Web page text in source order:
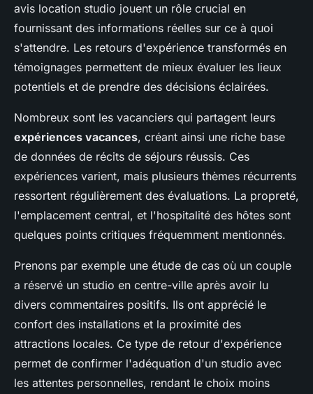
avis location studio jouent un rôle crucial en
fournissant des informations réelles sur ce à quoi
s'attendre. Les retours d'expérience transformés en
témoignages permettent de mieux évaluer les lieux
potentiels et de prendre des décisions éclairées.
Nombreux sont les vacanciers qui partagent leurs
expériences vacances, créant ainsi une riche base
de données de récits de séjours réussis. Ces
expériences varient, mais plusieurs thèmes récurrents
ressortent régulièrement des évaluations. La propreté,
l'emplacement central, et l'hospitalité des hôtes sont
quelques points critiques fréquemment mentionnés.
Prenons par exemple une étude de cas où un couple
a réservé un studio en centre-ville après avoir lu
divers commentaires positifs. Ils ont apprécié le
confort des installations et la proximité des
attractions locales. Ce type de retour d'expérience
permet de confirmer l'adéquation d'un studio avec
les attentes personnelles, rendant le choix moins